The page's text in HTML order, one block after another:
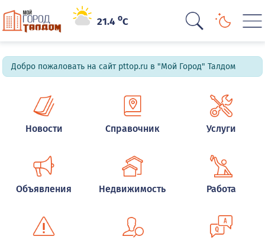
21.4oC
Добро пожаловать на сайт pttop.ru в "Мой Город" Талдом
Новости Справочник Услуги
Объявления Недвижимость Работа